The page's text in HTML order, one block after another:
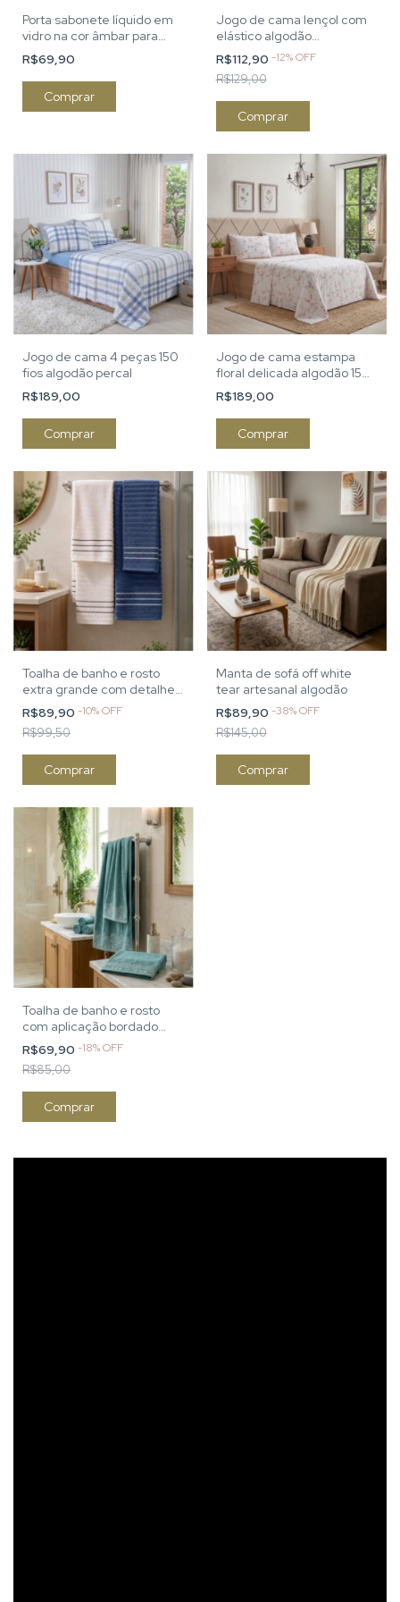
Porta sabonete líquido em
vidro na cor âmbar para
banheiro
R$69,90
Jogo de cama lençol com
elástico algodão
estampado
R$112,90 -12%OFF
R$129,00
Comprar
Jogo de cama 4 peças 150
fios algodão percal
R$189,00
Comprar
Jogo de cama estampa
floral delicada algodão 150
fios percal
R$189,00
Comprar
Toalha de banho e rosto
extra grande com detalhe
em listras
R$89,90 -10%OFF
R$99,50
Comprar
Manta de sofá off white
tear artesanal algodão
R$89,90 -38%OFF
R$145,00
Comprar
Toalha de banho e rosto
com aplicação bordado
lotus
R$69,90 -18%OFF
R$85,00
Comprar